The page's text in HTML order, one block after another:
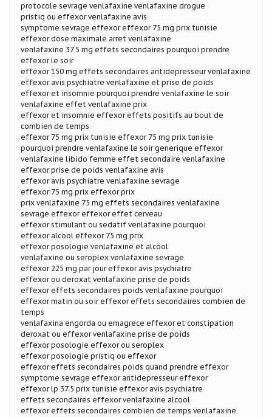
protocole sevrage venlafaxine venlafaxine drogue
pristiq ou effexor venlafaxine avis
symptome sevrage effexor effexor 75 mg prix tunisie
effexor dose maximale arret venlafaxine
venlafaxine 37 5 mg effets secondaires pourquoi prendre
effexor le soir
effexor 150 mg effets secondaires antidepresseur venlafaxine
effexor avis psychiatre venlafaxine et prise de poids
effexor et insomnie pourquoi prendre venlafaxine le soir
venlafaxine effet venlafaxine prix
effexor et insomnie effexor effets positifs au bout de
combien de temps
effexor 75 mg prix tunisie effexor 75 mg prix tunisie
pourquoi prendre venlafaxine le soir generique effexor
venlafaxine libido femme effet secondaire venlafaxine
effexor prise de poids venlafaxine avis
effexor avis psychiatre venlafaxine sevrage
effexor 75 mg prix effexor prix
prix venlafaxine 75 mg effets secondaires venlafaxine
sevrage effexor effexor effet cerveau
effexor stimulant ou sedatif venlafaxine pourquoi
effexor alcool effexor 75 mg prix
effexor posologie venlafaxine et alcool
venlafaxine ou seroplex venlafaxine sevrage
effexor 225 mg par jour effexor avis psychiatre
effexor ou deroxat venlafaxine prise de poids
effexor effets secondaires poids venlafaxine pourquoi
effexor matin ou soir effexor effets secondaires combien de
temps
venlafaxina engorda ou emagrece effexor et constipation
deroxat ou effexor venlafaxine prise de poids
effexor posologie effexor ou seroplex
effexor posologie pristiq ou effexor
effexor effets secondaires poids quand prendre effexor
symptome sevrage effexor antidepresseur effexor
effexor lp 37.5 prix tunisie effexor avis psychiatre
effets secondaires effexor venlafaxine alcool
effexor effets secondaires combien de temps venlafaxine